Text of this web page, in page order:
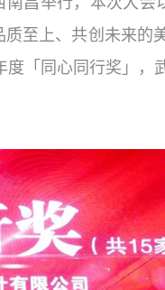
至上、共创未来的
「同心同行奖」，